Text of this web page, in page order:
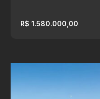
R$ 1.580.000,00